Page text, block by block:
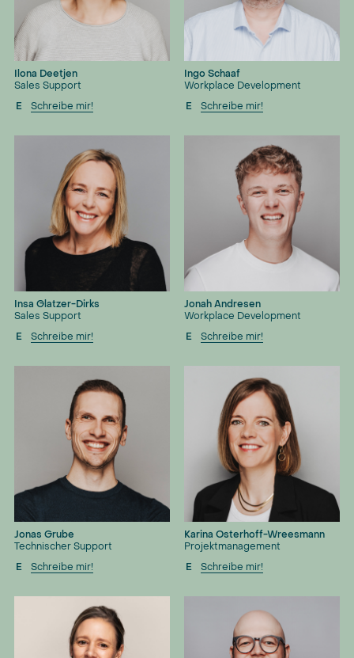
Ilona Deetjen
Sales Support
E
Schreibe mir!
Ingo Schaaf
Workplace Development
E
Schreibe mir!
Insa Glatzer-Dirks
Sales Support
E
Schreibe mir!
Jonah Andresen
Workplace Development
E
Schreibe mir!
Jonas Grube
Technischer Support
E
Schreibe mir!
Karina Osterhoff-Wreesmann
Projektmanagement
E
Schreibe mir!